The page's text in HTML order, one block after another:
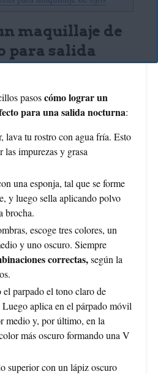
maquillaje de
para salida
pasoscómo lograr un
para una salida nocturna:
lava tu rostro con agua fría. Esto
las impurezas y grasa
una esponja, tal que se forme
y luego sella aplicando polvo
brocha.
escoge tres colores, un
y uno oscuro. Siempre
correctas,según la
parpado el tono claro de
aplica en el párpado móvil
medio y, por último, en la
más oscuro formando una V
superior con un lápiz oscuro